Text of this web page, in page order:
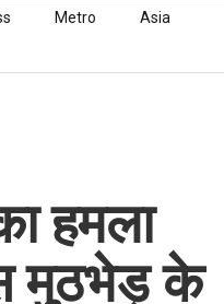
Metro Asia
हमला
मुठभेड़ के